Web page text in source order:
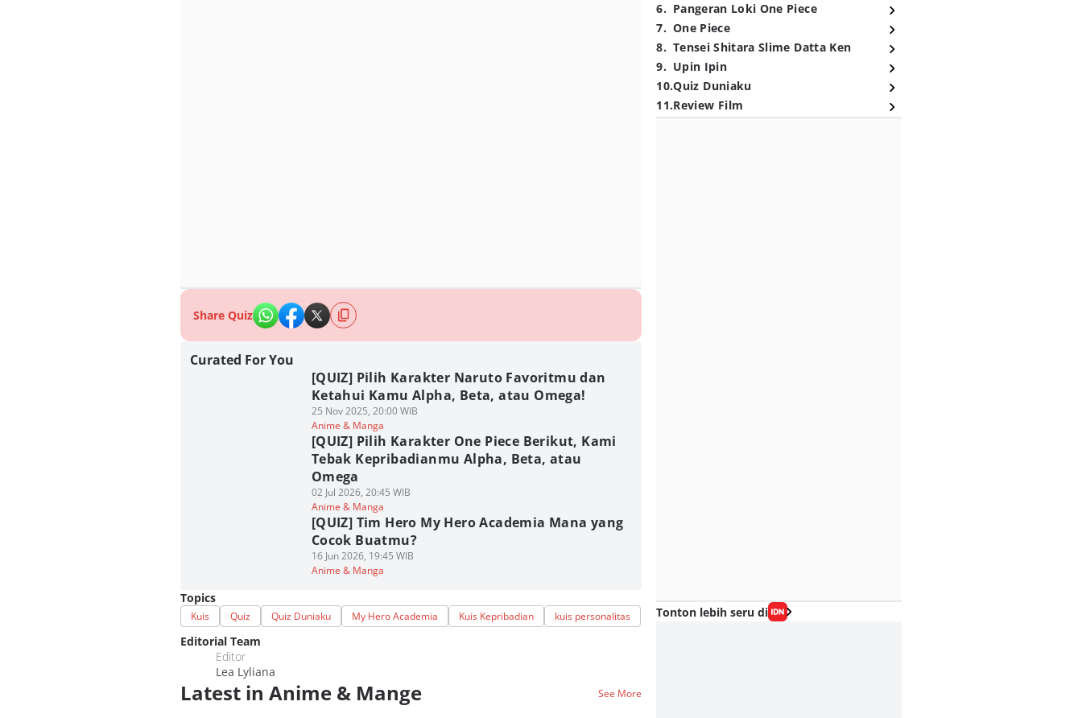
Share Quiz
Curated For You
[QUIZ] Pilih Karakter Naruto Favoritmu dan
Ketahui Kamu Alpha, Beta, atau Omega!
25 Nov 2025, 20:00 WIB
Anime & Manga
[QUIZ] Pilih Karakter One Piece Berikut, Kami
Tebak Kepribadianmu Alpha, Beta, atau
Omega
02 Jul 2026, 20:45 WIB
Anime & Manga
[QUIZ] Tim Hero My Hero Academia Mana yang
Cocok Buatmu?
16 Jun 2026, 19:45 WIB
Anime & Manga
Topics
Kuis Quiz Quiz Duniaku My Hero Academia Kuis Kepribadian kuis personalitas
Editorial Team
Editor
Lea Lyliana
Latest in Anime & Mange See More
6. Pangeran Loki One Piece
7. One Piece
8. Tensei Shitara Slime Datta Ken
9. Upin Ipin
10.Quiz Duniaku
11.Review Film
Tonton lebih seru di